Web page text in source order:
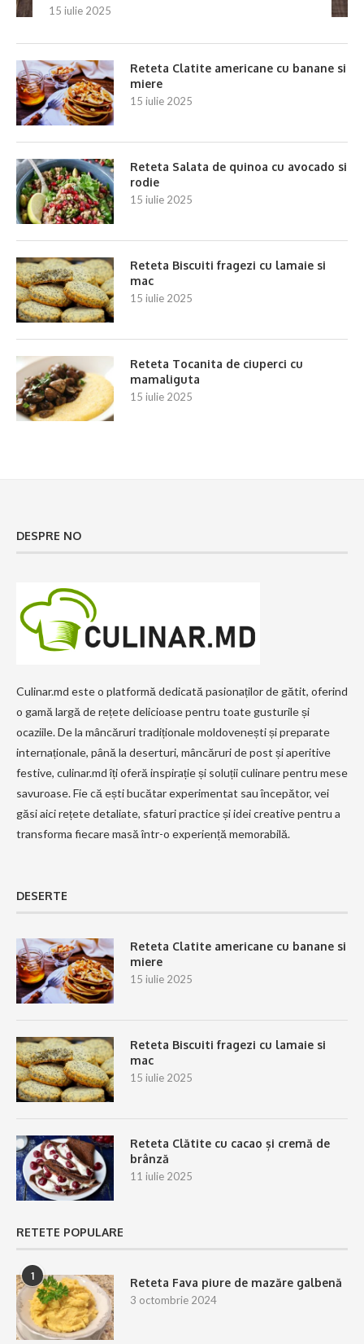
15 iulie 2025
Reteta Clatite americane cu banane si
miere
15 iulie 2025
Reteta Salata de quinoa cu avocado si
rodie
15 iulie 2025
Reteta Biscuiti fragezi cu lamaie si
mac
15 iulie 2025
Reteta Tocanita de ciuperci cu
mamaliguta
15 iulie 2025
DESPRE NO
Culinar.md este o platformă dedicată pasionaților de gătit, oferind
o gamă largă de rețete delicioase pentru toate gusturile și
ocaziile. De la mâncăruri tradiționale moldovenești și preparate
internaționale, până la deserturi, mâncăruri de post și aperitive
festive, culinar.md îți oferă inspirație și soluții culinare pentru mese
savuroase. Fie că ești bucătar experimentat sau începător, vei
găsi aici rețete detaliate, sfaturi practice și idei creative pentru a
transforma fiecare masă într-o experiență memorabilă.
DESERTE
Reteta Clatite americane cu banane si
miere
15 iulie 2025
Reteta Biscuiti fragezi cu lamaie si
mac
15 iulie 2025
Reteta Clătite cu cacao și cremă de
brânză
11 iulie 2025
RETETE POPULARE
1
Reteta Fava piure de mazăre galbenă
3 octombrie 2024